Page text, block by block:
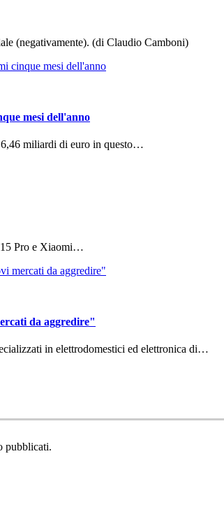
(negativamente). (di Claudio Camboni)
mesi dell'anno
6,46 miliardi di euro in questo…
Pro e Xiaomi…
da aggredire"
in elettrodomestici ed elettronica di…
pubblicati.